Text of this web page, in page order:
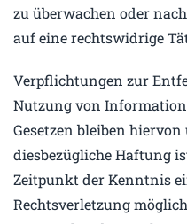
zu überwachen oder
auf eine rechtswidrige
Verpflichtungen zur
Nutzung von
Gesetzen bleiben
diesbezügliche Haftung
Zeitpunkt der Kenntnis
Rechtsverletzung